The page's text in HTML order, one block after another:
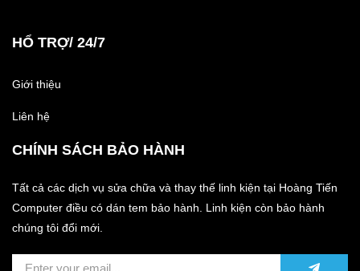
HỔ TRỢ/ 24/7
Giới thiệu
Liên hệ
CHÍNH SÁCH BẢO HÀNH
Tất cả các dịch vụ sửa chữa và thay thế linh kiện tại Hoàng Tiến
Computer điều có dán tem bảo hành. Linh kiện còn bảo hành
chúng tôi đổi mới.